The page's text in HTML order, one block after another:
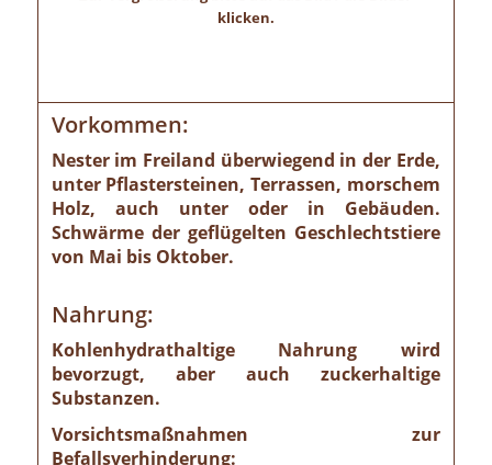
klicken.
Vorkommen:
Nester im Freiland überwiegend in der Erde,
unter Pflastersteinen, Terrassen, morschem
Holz, auch unter oder in Gebäuden.
Schwärme der geflügelten Geschlechtstiere
von Mai bis Oktober.
Nahrung:
Kohlenhydrathaltige Nahrung wird
bevorzugt, aber auch zuckerhaltige
Substanzen.
Vorsichtsmaßnahmen zur
Befallsverhinderung: